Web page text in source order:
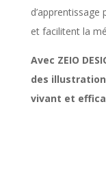
et facilitent la
Avec ZEIO
des
vivant et